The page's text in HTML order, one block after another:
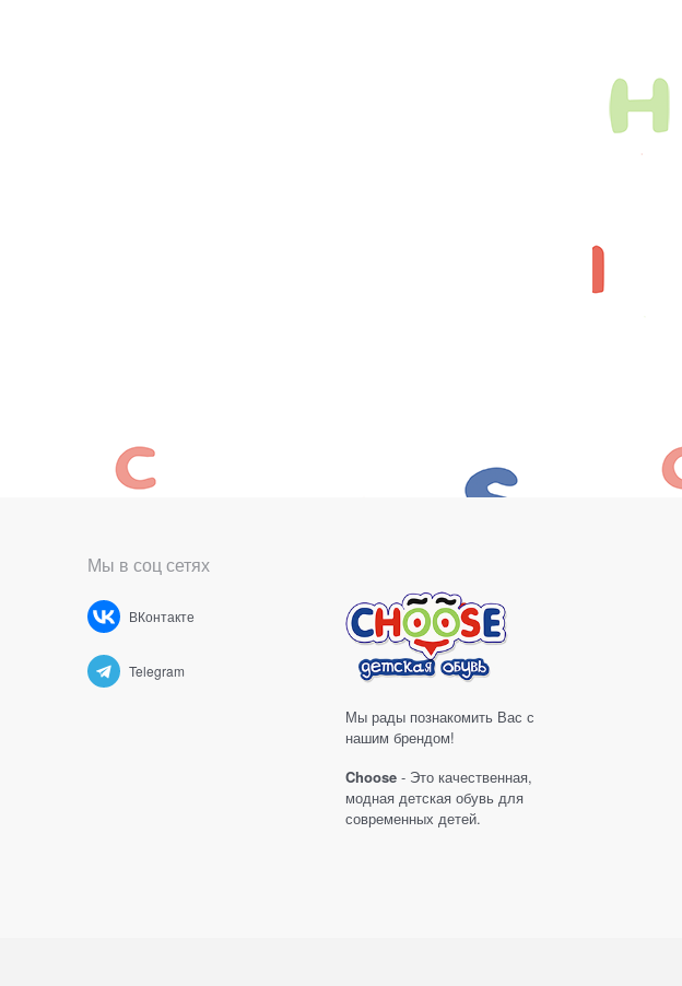
Мы в соц сетях
ВКонтакте
Telegram
Мы рады познакомить Вас с
нашим брендом!
Choose - Это качественная,
модная детская обувь для
современных детей.